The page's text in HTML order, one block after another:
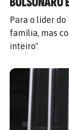
Para o líder do
família, mas
inteiro"